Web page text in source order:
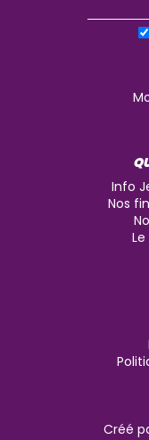
Info
Nos
Créé